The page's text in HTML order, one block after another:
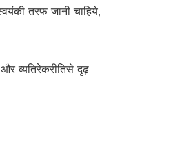
तरफ जानी चाहिये,
व्यतिरेकरीतिसे दृढ़